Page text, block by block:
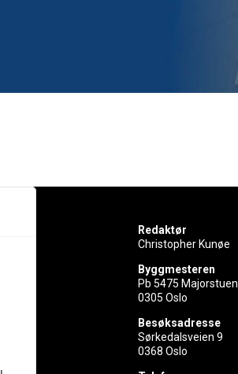
Redaktør
Christopher Kunøe
Byggmesteren
Pb 5475 Majorstuen
0305 Oslo
Besøksadresse
Sørkedalsveien 9
0368 Oslo